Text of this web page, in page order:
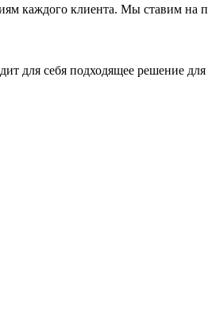
каждого клиента. Мы ставим на
для себя подходящее решение